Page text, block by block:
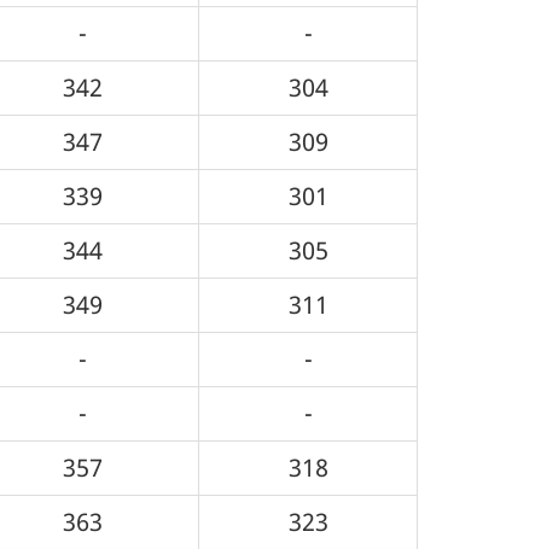
-
-
342
304
347
309
339
301
344
305
349
311
-
-
-
-
357
318
363
323